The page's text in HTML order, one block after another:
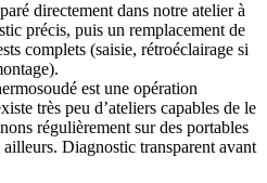
directement dans notre atelier à
précis, puis un remplacement de
complets (saisie, rétroéclairage si
est une opération
très peu d’ateliers capables de le
régulièrement sur des portables
Diagnostic transparent avant